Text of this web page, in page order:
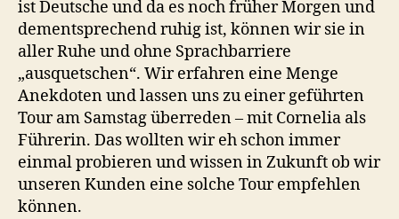
ist Deutsche und da es noch früher Morgen und
dementsprechend ruhig ist, können wir sie in
aller Ruhe und ohne Sprachbarriere
„ausquetschen“. Wir erfahren eine Menge
Anekdoten und lassen uns zu einer geführten
Tour am Samstag überreden – mit Cornelia als
Führerin. Das wollten wir eh schon immer
einmal probieren und wissen in Zukunft ob wir
unseren Kunden eine solche Tour empfehlen
können.